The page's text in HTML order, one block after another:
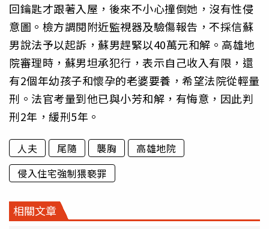
回鑰匙才跟著入屋，後來不小心撞倒她，沒有性侵
意圖。檢方調閱附近監視器及驗傷報告，不採信蘇
男說法予以起訴，蘇男趕緊以40萬元和解。高雄地
院審理時，蘇男坦承犯行，表示自己收入有限，還
有2個年幼孩子和懷孕的老婆要養，希望法院從輕量
刑。法官考量到他已與小芳和解，有悔意，因此判
刑2年，緩刑5年。
人夫 尾隨 襲胸
高雄地院
侵入住宅強制猥褻罪
相關文章